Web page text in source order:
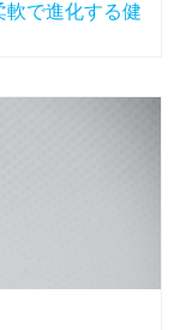
軟で進化する健